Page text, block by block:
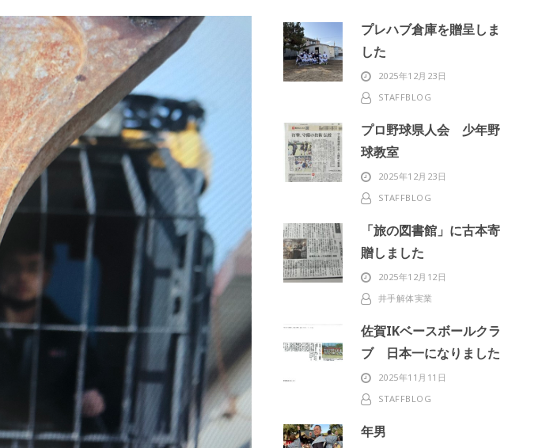
プレハブ倉庫を贈呈しま
した
2025年12月23日
STAFFBLOG
プロ野球県人会 少年野
球教室
2025年12月23日
STAFFBLOG
「旅の図書館」に古本寄
贈しました
2025年12月12日
井手解体実業
佐賀IKベースボールクラ
ブ 日本一になりました
2025年11月11日
STAFFBLOG
年男